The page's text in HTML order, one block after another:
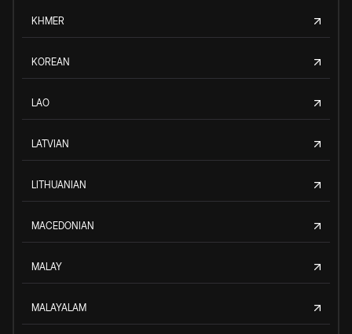
KHMER
KOREAN
LAO
LATVIAN
LITHUANIAN
MACEDONIAN
MALAY
MALAYALAM